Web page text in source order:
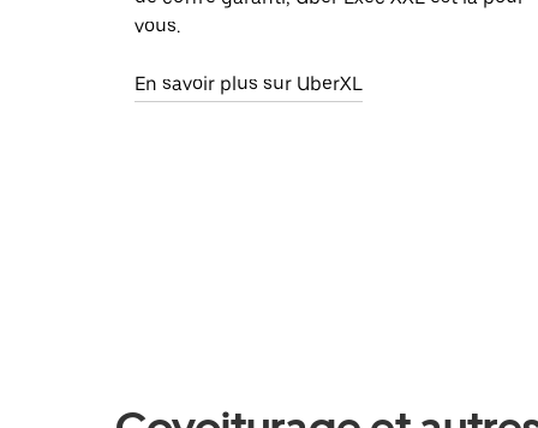
vous.
En savoir plus sur UberXL